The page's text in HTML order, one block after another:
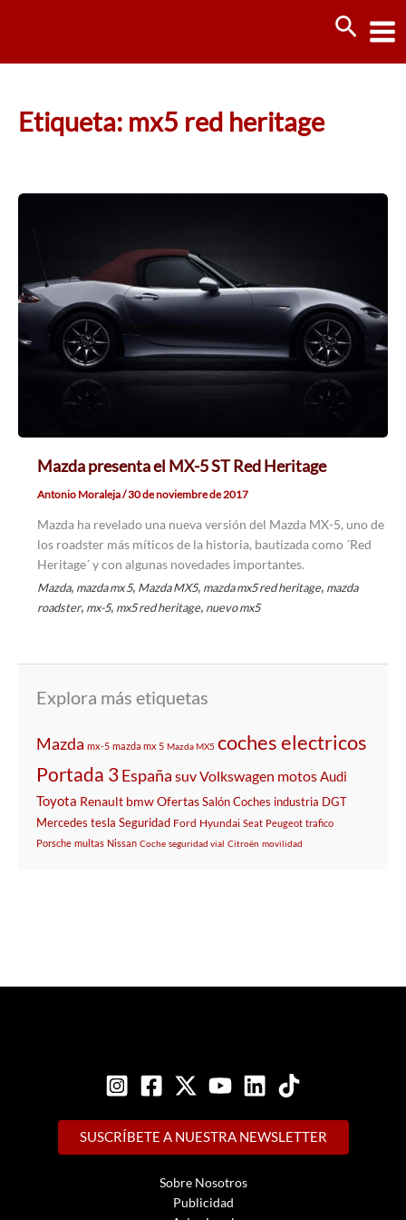
Etiqueta: mx5 red heritage
Mazda presenta el MX-5 ST Red Heritage
Antonio Moraleja/30 de noviembre de 2017
Mazda ha revelado una nueva versión del Mazda MX-5, uno de
los roadster más míticos de la historia, bautizada como ´Red
Heritage´ y con algunas novedades importantes.
Mazda, mazda mx 5, Mazda MX5, mazda mx5 red heritage, mazda
roadster, mx-5, mx5 red heritage, nuevo mx5
Explora más etiquetas
Mazda mx-5 mazda mx 5 Mazda MX5 coches electricos
Portada 3España suvVolkswagen motosAudi
Toyota Renault bmwOfertasSalónCoches industria DGT
Mercedes tesla Seguridad Ford Hyundai Seat Peugeot trafico
Porsche multas Nissan Coche seguridad vial Citroën movilidad
SUSCRÍBETE A NUESTRA NEWSLETTER
Sobre Nosotros
Publicidad